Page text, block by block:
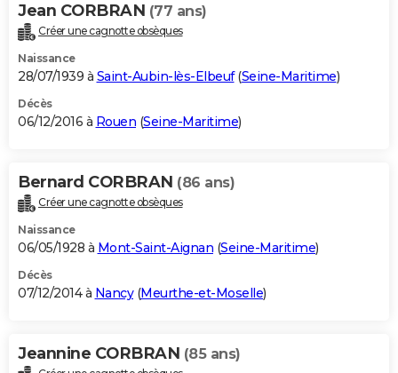
Jean CORBRAN (77 ans)
Créer une cagnotte obsèques
Naissance
28/07/1939 à Saint-Aubin-lès-Elbeuf(Seine-Maritime)
Décès
06/12/2016 à Rouen (Seine-Maritime)
Bernard CORBRAN (86 ans)
Créer une cagnotte obsèques
Naissance
06/05/1928 à Mont-Saint-Aignan (Seine-Maritime)
Décès
07/12/2014 à Nancy(Meurthe-et-Moselle)
Jeannine CORBRAN (85 ans)